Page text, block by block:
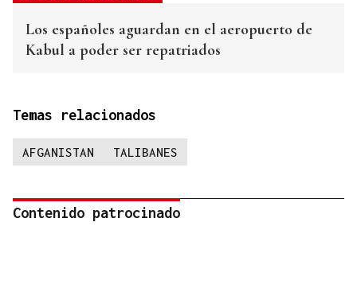
Los españoles aguardan en el aeropuerto de
Kabul a poder ser repatriados
Temas relacionados
AFGANISTAN TALIBANES
Contenido patrocinado